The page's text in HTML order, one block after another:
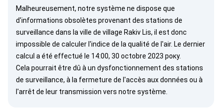
Malheureusement, notre système ne dispose que
d'informations obsolètes provenant des stations de
surveillance dans la ville de village Rakiv Lis, il est donc
impossible de calculer l'indice de la qualité de l'air. Le dernier
calcul a été effectué le 14:00, 30 octobre 2023 року.
Cela pourrait être dû à un dysfonctionnement des stations
de surveillance, à la fermeture de l'accès aux données ou à
l'arrêt de leur transmission vers notre système.